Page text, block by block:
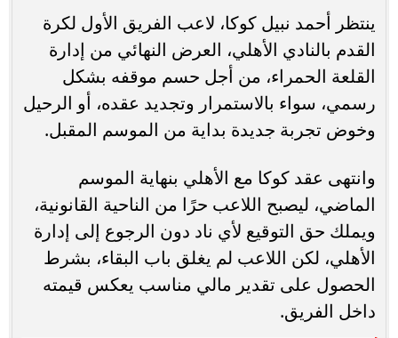
ينتظر أحمد نبيل كوكا، لاعب الفريق الأول لكرة
القدم بالنادي الأهلي، العرض النهائي من إدارة
القلعة الحمراء، من أجل حسم موقفه بشكل
رسمي، سواء بالاستمرار وتجديد عقده، أو الرحيل
وخوض تجربة جديدة بداية من الموسم المقبل.
وانتهى عقد كوكا مع الأهلي بنهاية الموسم
الماضي، ليصبح اللاعب حرًا من الناحية القانونية،
ويملك حق التوقيع لأي ناد دون الرجوع إلى إدارة
الأهلي، لكن اللاعب لم يغلق باب البقاء، بشرط
الحصول على تقدير مالي مناسب يعكس قيمته
داخل الفريق.